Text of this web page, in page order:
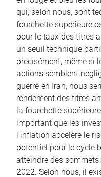
qui, selon nous, sont
fourchette supérieure
pour le taux des titres
un seuil technique
précisément, même si
actions semblent
guerre en Iran, nous
rendement des titres
la fourchette
important que les
l’inflation accélère le
potentiel pour le cycle
atteindre des
2022. Selon nous, il